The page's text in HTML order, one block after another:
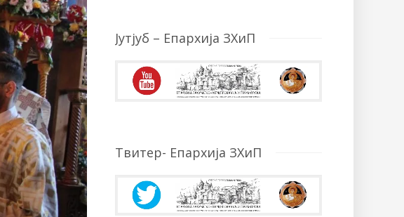
Јутјуб – Епархија ЗХиП
Твитер- Епархија ЗХиП